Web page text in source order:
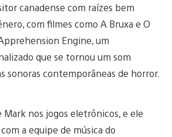
canadense com raízes bem
com filmes como A Bruxa e O
Engine, um
que se tornou um som
sonoras contemporâneas de horror.
Mark nos jogos eletrônicos, e ele
a equipe de música do